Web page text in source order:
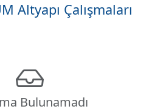
Altyapı Çalışmaları
Bulunamadı